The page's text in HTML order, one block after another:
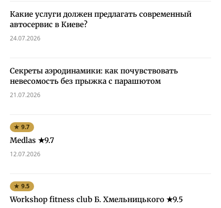
Какие услуги должен предлагать современный
автосервис в Киеве?
24.07.2026
Секреты аэродинамики: как почувствовать
невесомость без прыжка с парашютом
21.07.2026
★ 9.7
Medlas ★9.7
12.07.2026
★ 9.5
Workshop fitness club Б. Хмельницького ★9.5